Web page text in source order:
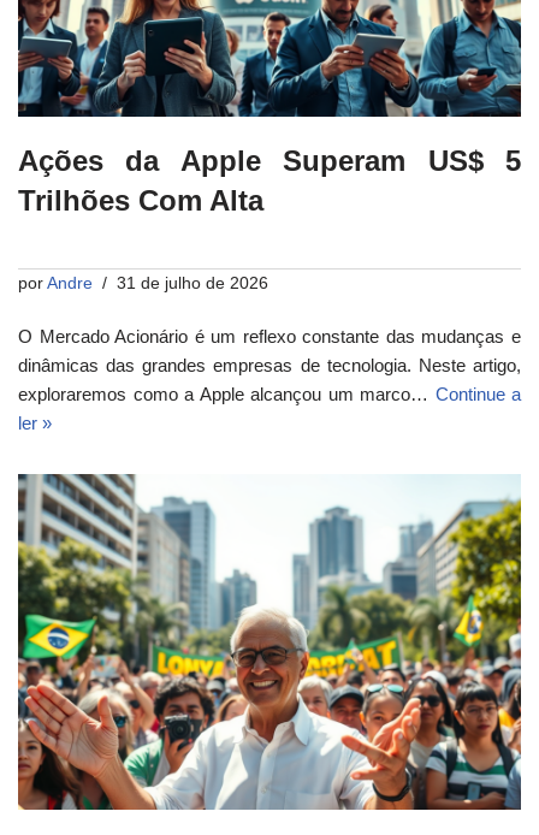
Ações da Apple Superam US$ 5
Trilhões Com Alta
por Andre 31 de julho de 2026
O Mercado Acionário é um reflexo constante das mudanças e
dinâmicas das grandes empresas de tecnologia. Neste artigo,
exploraremos como a Apple alcançou um marco… Continue a
ler »